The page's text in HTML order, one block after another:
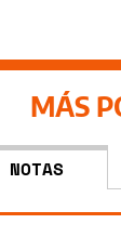
MÁS
NOTAS